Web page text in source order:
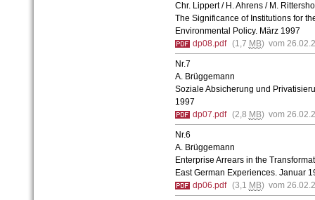
Chr. Lippert / H. Ahrens / M.
The Significance of Institutions for
Environmental Policy. März 1997
dp08.pdf (1,7 MB) vom
Nr.7
A. Brüggemann
Soziale Absicherung und
1997
dp07.pdf (2,8 MB) vom
Nr.6
A. Brüggemann
Enterprise Arrears in the
East German Experiences. Januar
dp06.pdf (3,1 MB) vom